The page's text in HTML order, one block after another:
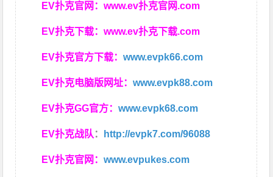
EV扑克官网：www.ev扑克官网.com
EV扑克下载：www.ev扑克下载.com
EV扑克官方下载：www.evpk66.com
EV扑克电脑版网址：www.evpk88.com
EV扑克GG官方：www.evpk68.com
EV扑克战队： http://evpk7.com/96088
EV扑克官网：www.evpukes.com